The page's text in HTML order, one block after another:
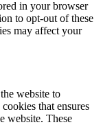
in your browser
to opt-out of these
may affect your
website to
that ensures
website. These